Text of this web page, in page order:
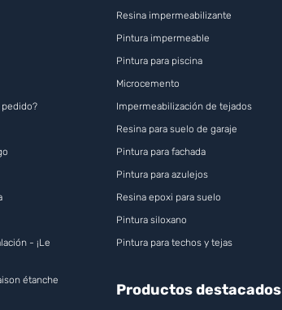
- ¡Le
étanche
Resina impermeabilizante
Pintura impermeable
Pintura para piscina
Microcemento
Impermeabilización de tejados
Resina para suelo de garaje
Pintura para fachada
Pintura para azulejos
Resina epoxi para suelo
Pintura siloxano
Pintura para techos y tejas
Productos destacados